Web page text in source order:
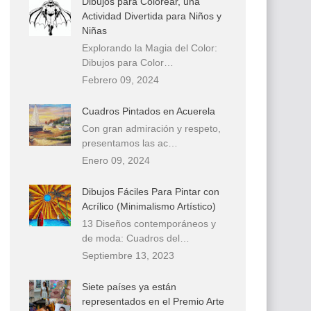
Actividad Divertida para Niños y
Niñas
Explorando la Magia del Color:
Dibujos para Color…
Febrero 09, 2024
Cuadros Pintados en Acuerela
Con gran admiración y respeto,
presentamos las ac…
Enero 09, 2024
Dibujos Fáciles Para Pintar con
Acrílico (Minimalismo Artístico)
13 Diseños contemporáneos y
de moda: Cuadros del…
Septiembre 13, 2023
Siete países ya están
representados en el Premio Arte